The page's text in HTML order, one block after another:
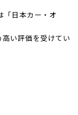
日本カー・オ
い評価を受けてい